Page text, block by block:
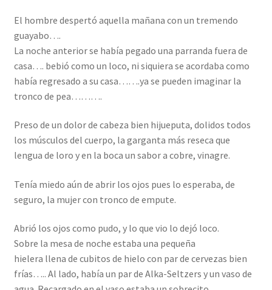
Stickers
Ayuda al Cliente
El hombre despertó aquella mañana con un tremendo
guayabo….
La noche anterior se había pegado una parranda fuera de
casa…. bebió como un loco, ni siquiera se acordaba como
había regresado a su casa…….ya se pueden imaginar la
tronco de pea……….
Preso de un dolor de cabeza bien hijueputa, dolidos todos
los músculos del cuerpo, la garganta más reseca que
lengua de loro y en la boca un sabor a cobre, vinagre.
Tenía miedo aún de abrir los ojos pues lo esperaba, de
seguro, la mujer con tronco de empute.
Abrió los ojos como pudo, y lo que vio lo dejó loco.
Sobre la mesa de noche estaba una pequeña
hielera llena de cubitos de hielo con par de cervezas bien
frías….. Al lado, había un par de Alka-Seltzers y un vaso de